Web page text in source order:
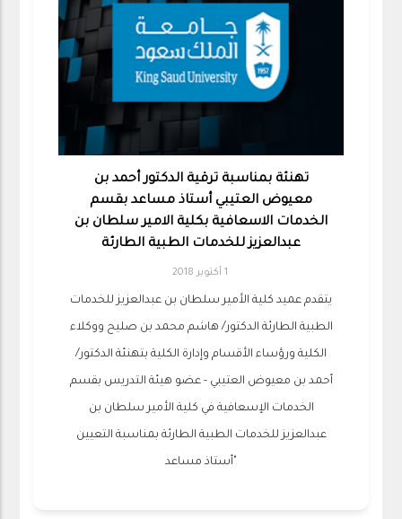
تهنئة بمناسبة ترقية الدكتور أحمد بن
معيوض العتيبي أستاذ مساعد بقسم
الخدمات الاسعافية بكلية الامير سلطان بن
عبدالعزيز للخدمات الطبية الطارئة
1 أكتوبر 2018
يتقدم عميد كلية الأمير سلطان بن عبدالعزيز للخدمات
الطبية الطارئة الدكتور/ هاشم محمد بن صليح ووكلاء
الكلية ورؤساء الأقسام وإدارة الكلية بتهنئة الدكتور/
أحمد بن معيوض العتيبي - عضو هيئة التدريس بقسم
الخدمات الإسعافية في كلية الأمير سلطان بن
عبدالعزيز للخدمات الطبية الطارئة بمناسبة التعيين
"أستاذ مساعد